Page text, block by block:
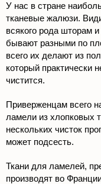
У нас в стране
тканевые жалюзи.
всякого рода шторам
бывают разными по
всего их делают из
который практически
чистится.
Приверженцам всего
ламели из хлопковых
нескольких чисток
может подсесть.
Ткани для ламелей,
производят во